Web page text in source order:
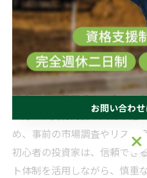
た事業展開や雇用創出が進ん
れにより、市内外からの投
収入を目指せる環境が整って
型の企業が公共施設の受注や
定した収益基盤を確立してい
一方で、資材高騰や人材不足
め、事前の市場調査やリスク
初心者の投資家は、信頼でき
ト体制を活用しながら、慎重
お問い合わ
お問い合わ